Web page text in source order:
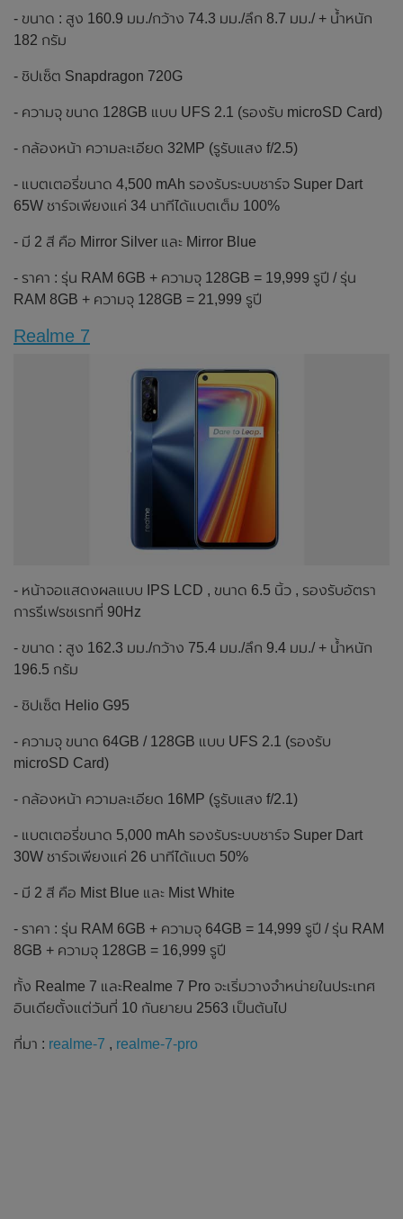
- ขนาด : สูง 160.9 มม./กว้าง 74.3 มม./ลึก 8.7 มม./ + น้ำหนัก
182 กรัม
- ชิปเซ็ต Snapdragon 720G
- ความจุ ขนาด 128GB แบบ UFS 2.1 (รองรับ microSD Card)
- กล้องหน้า ความละเอียด 32MP (รูรับแสง f/2.5)
- แบตเตอรี่ขนาด 4,500 mAh รองรับระบบชาร์จ Super Dart
65W ชาร์จเพียงแค่ 34 นาทีได้แบตเต็ม 100%
- มี 2 สี คือ Mirror Silver และ Mirror Blue
- ราคา : รุ่น RAM 6GB + ความจุ 128GB = 19,999 รูปี / รุ่น
RAM 8GB + ความจุ 128GB = 21,999 รูปี
Realme 7
- หน้าจอแสดงผลแบบ IPS LCD , ขนาด 6.5 นิ้ว , รองรับอัตรา
การรีเฟรชเรทที่ 90Hz
- ขนาด : สูง 162.3 มม./กว้าง 75.4 มม./ลึก 9.4 มม./ + น้ำหนัก
196.5 กรัม
- ชิปเซ็ต Helio G95
- ความจุ ขนาด 64GB / 128GB แบบ UFS 2.1 (รองรับ
microSD Card)
- กล้องหน้า ความละเอียด 16MP (รูรับแสง f/2.1)
- แบตเตอรี่ขนาด 5,000 mAh รองรับระบบชาร์จ Super Dart
30W ชาร์จเพียงแค่ 26 นาทีได้แบต 50%
- มี 2 สี คือ Mist Blue และ Mist White
- ราคา : รุ่น RAM 6GB + ความจุ 64GB = 14,999 รูปี / รุ่น RAM
8GB + ความจุ 128GB = 16,999 รูปี
ทั้ง Realme 7 และRealme 7 Pro จะเริ่มวางจำหน่ายในประเทศ
อินเดียตั้งแต่วันที่ 10 กันยายน 2563 เป็นต้นไป
ที่มา : realme-7 , realme-7-pro